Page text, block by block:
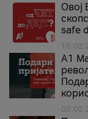
Овој
safe
А1